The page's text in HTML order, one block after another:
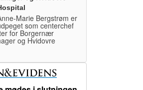
Marie Bergstrøm er
som centerchef
for Borgernær
og Hvidovre